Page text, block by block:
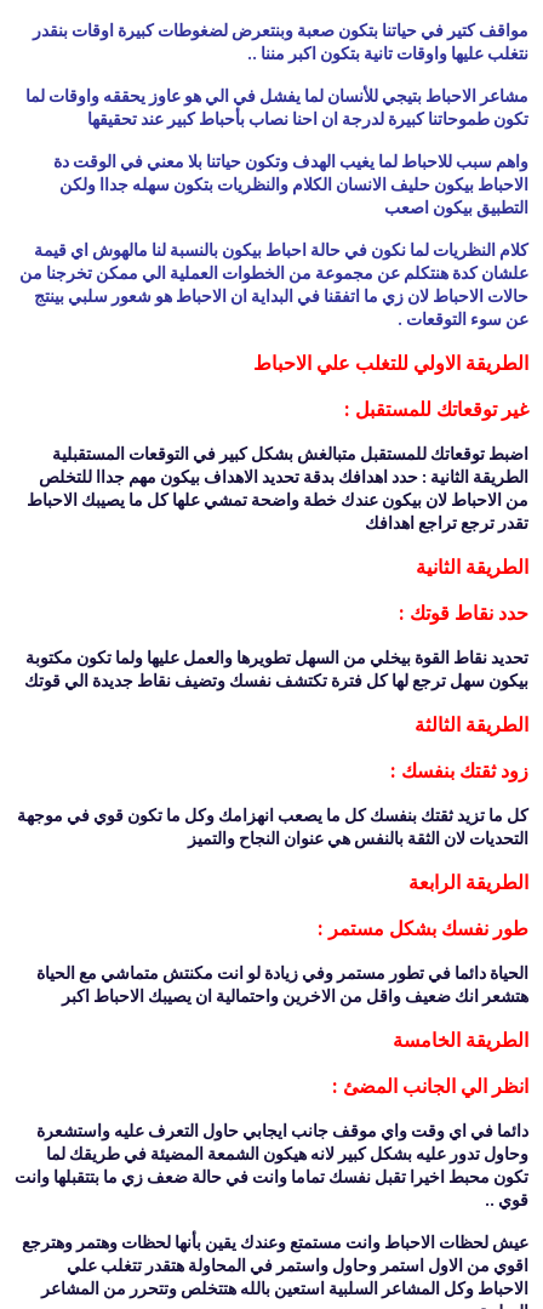
e
:
e
:
e
:
مواقف كتير في حياتنا بتكون صعبة وبنتعرض لضغوطات كبيرة اوقات بنقدر
نتغلب عليها واوقات تانية بتكون اكبر مننا ..
مشاعر الاحباط بتيجي للأنسان لما يفشل في الي هو عاوز يحققه واوقات لما
تكون طموحاتنا كبيرة لدرجة ان احنا نصاب بأحباط كبير عند تحقيقها
واهم سبب للاحباط لما يغيب الهدف وتكون حياتنا بلا معني في الوقت دة
الاحباط بيكون حليف الانسان الكلام والنظريات بتكون سهله جداا ولكن
التطبيق بيكون اصعب
كلام النظريات لما نكون في حالة احباط بيكون بالنسبة لنا مالهوش اي قيمة
علشان كدة هنتكلم عن مجموعة من الخطوات العملية الي ممكن تخرجنا من
حالات الاحباط لان زي ما اتفقنا في البداية ان الاحباط هو شعور سلبي بينتج
عن سوء التوقعات .
الطريقة الاولي للتغلب علي الاحباط
غير توقعاتك للمستقبل :
اضبط توقعاتك للمستقبل متبالغش بشكل كبير في التوقعات المستقبلية
الطريقة الثانية : حدد اهدافك بدقة تحديد الاهداف بيكون مهم جداا للتخلص
من الاحباط لان بيكون عندك خطة واضحة تمشي علها كل ما يصيبك الاحباط
تقدر ترجع تراجع اهدافك
الطريقة الثانية
حدد نقاط قوتك :
تحديد نقاط القوة بيخلي من السهل تطويرها والعمل عليها ولما تكون مكتوبة
بيكون سهل ترجع لها كل فترة تكتشف نفسك وتضيف نقاط جديدة الي قوتك
الطريقة الثالثة
زود ثقتك بنفسك :
كل ما تزيد ثقتك بنفسك كل ما يصعب انهزامك وكل ما تكون قوي في موجهة
التحديات لان الثقة بالنفس هي عنوان النجاح والتميز
الطريقة الرابعة
طور نفسك بشكل مستمر :
الحياة دائما في تطور مستمر وفي زيادة لو انت مكنتش متماشي مع الحياة
هتشعر انك ضعيف واقل من الاخرين واحتمالية ان يصيبك الاحباط اكبر
الطريقة الخامسة
انظر الي الجانب المضئ :
دائما في اي وقت واي موقف جانب ايجابي حاول التعرف عليه واستشعرة
وحاول تدور عليه بشكل كبير لانه هيكون الشمعة المضيئة في طريقك لما
تكون محبط اخيرا تقبل نفسك تماما وانت في حالة ضعف زي ما بتتقبلها وانت
قوي ..
عيش لحظات الاحباط وانت مستمتع وعندك يقين بأنها لحظات وهتمر وهترجع
اقوي من الاول استمر وحاول واستمر في المحاولة هتقدر تتغلب علي
الاحباط وكل المشاعر السلبية استعين بالله هتتخلص وتتحرر من المشاعر